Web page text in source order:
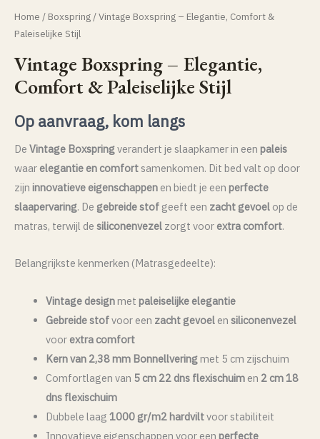
Home / Boxspring / Vintage Boxspring – Elegantie, Comfort &
Paleiselijke Stijl
Vintage Boxspring – Elegantie,
Comfort & Paleiselijke Stijl
Op aanvraag, kom langs
De Vintage Boxspringverandert je slaapkamer in een paleis
waar elegantie en comfortsamenkomen. Dit bed valt op door
zijn innovatieve eigenschappen en biedt je een perfecte
slaapervaring. De gebreide stof geeft een zacht gevoel op de
matras, terwijl de siliconenvezel zorgt voor extra comfort.
Belangrijkste kenmerken (Matrasgedeelte):
Vintage designmet paleiselijke elegantie
Gebreide stofvoor een zacht gevoelen siliconenvezel
voor extra comfort
Kern van 2,38 mm Bonnellveringmet 5 cm zijschuim
Comfortlagen van 5 cm 22 dns flexischuimen 2 cm 18
dns flexischuim
Dubbele laag 1000 gr/m2 hardviltvoor stabiliteit
Innovatieve eigenschappen voor een perfecte